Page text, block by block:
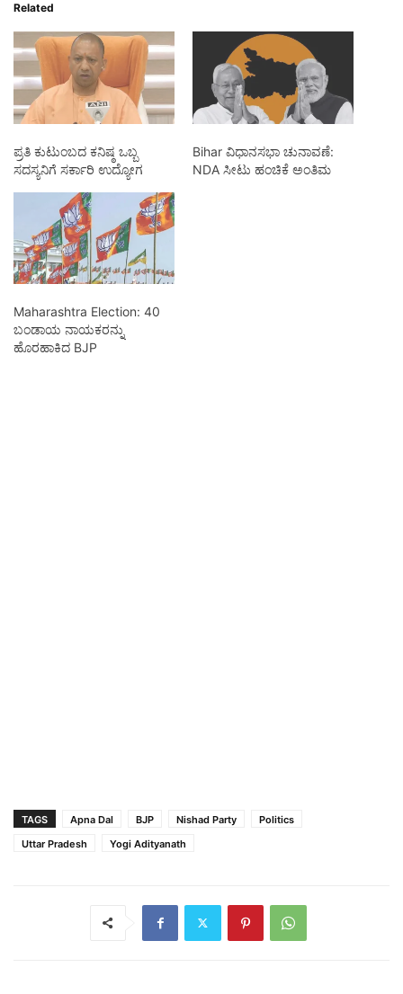
Related
ಪ್ರತಿ ಕುಟುಂಬದ ಕನಿಷ್ಠ ಒಬ್ಬ
ಸದಸ್ಯನಿಗೆ ಸರ್ಕಾರಿ ಉದ್ಯೋಗ
Bihar ವಿಧಾನಸಭಾ ಚುನಾವಣೆ:
NDA ಸೀಟು ಹಂಚಿಕೆ ಅಂತಿಮ
Maharashtra Election: 40
ಬಂಡಾಯ ನಾಯಕರನ್ನು
ಹೊರಹಾಕಿದ BJP
TAGS Apna Dal BJP Nishad Party
Politics
Uttar Pradesh
Yogi Adityanath